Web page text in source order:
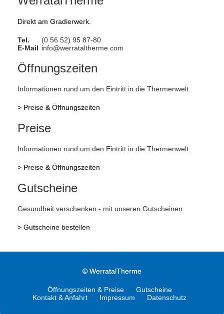
Direkt am Gradierwerk.
Tel.
(0 56 52) 95 87-80
E-Mail info@werrataltherme.com
Öffnungszeiten
Informationen rund um den Eintritt in die Thermenwelt.
> Preise & Öffnungszeiten
Preise
Informationen rund um den Eintritt in die Thermenwelt.
> Preise & Öffnungszeiten
Gutscheine
Gesundheit verschenken - mit unseren Gutscheinen.
> Gutscheine bestellen
© WerratalTherme
Öffnungszeiten & Preise
Gutscheine
Kontakt & Anfahrt
Impressum Datenschutz